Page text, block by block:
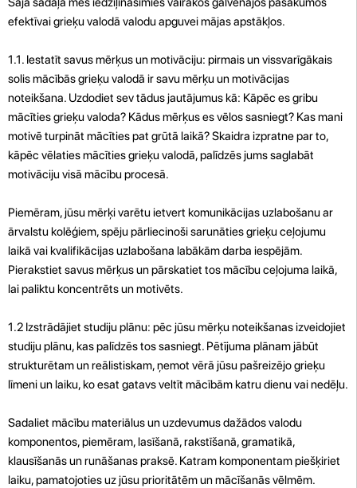
efektīvai grieķu valodā valodu apguvei mājas apstākļos.
1.1. Iestatīt savus mērķus un motivāciju: pirmais un vissvarīgākais
solis mācībās grieķu valodā ir savu mērķu un motivācijas
noteikšana. Uzdodiet sev tādus jautājumus kā: Kāpēc es gribu
mācīties grieķu valoda? Kādus mērķus es vēlos sasniegt? Kas mani
motivē turpināt mācīties pat grūtā laikā? Skaidra izpratne par to,
kāpēc vēlaties mācīties grieķu valodā, palīdzēs jums saglabāt
motivāciju visā mācību procesā.
Piemēram, jūsu mērķi varētu ietvert komunikācijas uzlabošanu ar
ārvalstu kolēģiem, spēju pārliecinoši sarunāties grieķu ceļojumu
laikā vai kvalifikācijas uzlabošana labākām darba iespējām.
Pierakstiet savus mērķus un pārskatiet tos mācību ceļojuma laikā,
lai paliktu koncentrēts un motivēts.
1.2 Izstrādājiet studiju plānu: pēc jūsu mērķu noteikšanas izveidojiet
studiju plānu, kas palīdzēs tos sasniegt. Pētījuma plānam jābūt
strukturētam un reālistiskam, ņemot vērā jūsu pašreizējo grieķu
līmeni un laiku, ko esat gatavs veltīt mācībām katru dienu vai nedēļu.
Sadaliet mācību materiālus un uzdevumus dažādos valodu
komponentos, piemēram, lasīšanā, rakstīšanā, gramatikā,
klausīšanās un runāšanas praksē. Katram komponentam piešķiriet
laiku, pamatojoties uz jūsu prioritātēm un mācīšanās vēlmēm.